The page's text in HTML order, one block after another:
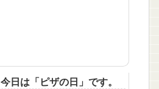
今日は「ピザの日」です。